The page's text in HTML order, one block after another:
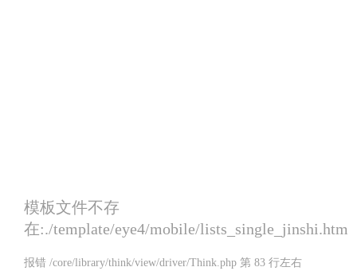
模板文件不存
在:./template/eye4/mobile/lists_single_jinshi.htm
报错 /core/library/think/view/driver/Think.php 第 83 行左右